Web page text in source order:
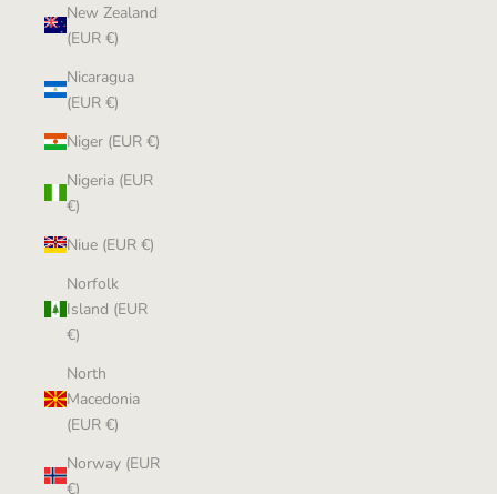
New Zealand
(EUR €)
Nicaragua
(EUR €)
Niger (EUR €)
Nigeria (EUR
€)
Niue (EUR €)
Norfolk
Island (EUR
€)
North
Macedonia
(EUR €)
Norway (EUR
€)